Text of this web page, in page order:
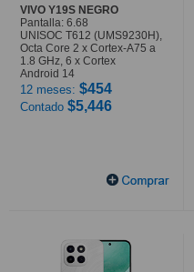
VIVO Y19S NEGRO
Pantalla: 6.68
UNISOC T612 (UMS9230H),
Octa Core 2 x Cortex-A75 a
1.8 GHz, 6 x Cortex
Android 14
12 meses: $454
Contado $5,446